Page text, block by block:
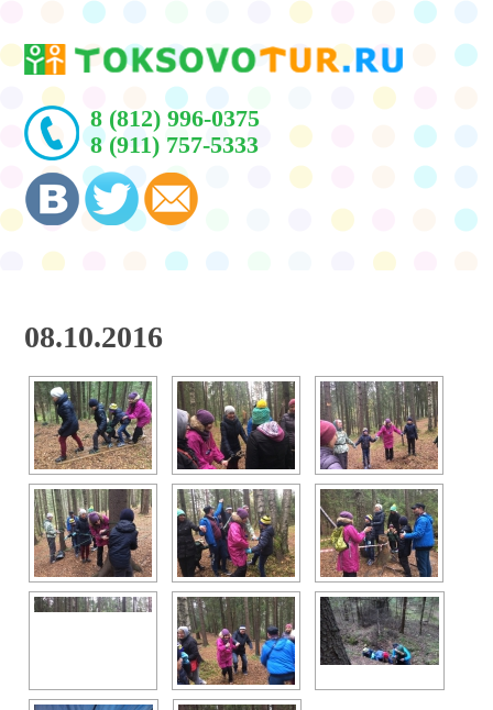
8 (812) 996-0375
8 (911) 757-5333
08.10.2016